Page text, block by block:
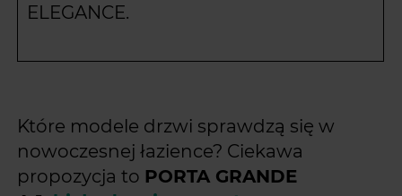
ELEGANCE.
Które modele drzwi sprawdzą się w
nowoczesnej łazience? Ciekawa
propozycja to PORTA GRANDE